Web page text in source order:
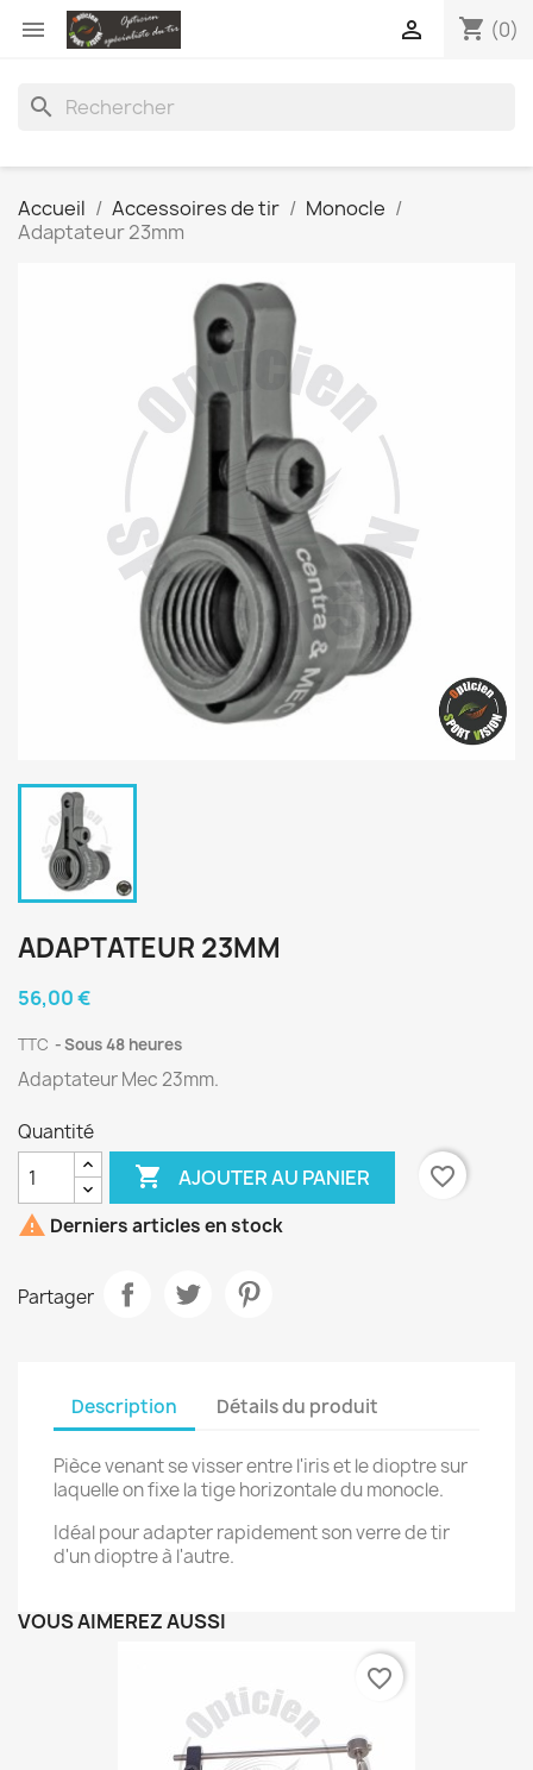
 shopping_cart (0)

search
Accueil Accessoires de tir
Monocle
Adaptateur 23mm
ADAPTATEUR 23MM
56,00 €
TTC Sous 48 heures
Adaptateur Mec 23mm.
Quantité
 AJOUTER AU PANIER
favorite_border
 Derniers articles en stock
Partager
Description Détails du produit
Pièce venant se visser entre l'iris et le dioptre sur
laquelle on fixe la tige horizontale du monocle.
Idéal pour adapter rapidement son verre de tir
d'un dioptre à l'autre.
VOUS AIMEREZ AUSSI
favorite_border